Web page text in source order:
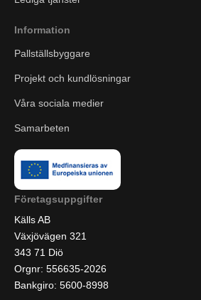
Information
Pallställsbyggare
Projekt och kundlösningar
Våra sociala medier
Samarbeten
Företagsuppgifter
Källs AB
Växjövägen 321
343 71 Diö
Orgnr: 556635-2026
Bankgiro: 5600-8998